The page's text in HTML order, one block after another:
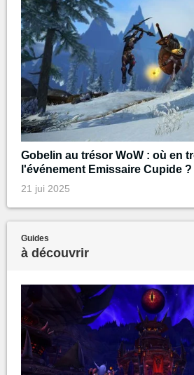
Gobelin au trésor WoW : où en
l'événement Emissaire Cupide ?
21 jui 2025
Guides
à découvrir